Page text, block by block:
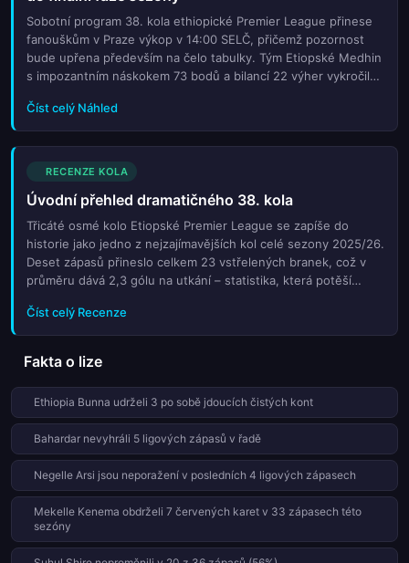
Sobotní program 38. kola ethiopické Premier League přinese
fanouškům v Praze výkop v 14:00 SELČ, přičemž pozornost
bude upřena především na čelo tabulky. Tým Etiopské Medhin
s impozantním náskokem 73 bodů a bilancí 22 výher vykročil
forma WWWDW...
Číst celý Náhled
RECENZE KOLA
Úvodní přehled dramatičného 38. kola
Třicáté osmé kolo Etiopské Premier League se zapíše do
historie jako jedno z nejzajímavějších kol celé sezony 2025/26.
Deset zápasů přineslo celkem 23 vstřelených branek, což v
průměru dává 2,3 gólu na utkání – statistika, která potěší
nabídl...
Číst celý Recenze
Fakta o lize
Ethiopia Bunna udrželi 3 po sobě jdoucích čistých kont
Bahardar nevyhráli 5 ligových zápasů v řadě
Negelle Arsi jsou neporažení v posledních 4 ligových zápasech
Mekelle Kenema obdrželi 7 červených karet v 33 zápasech této
sezóny